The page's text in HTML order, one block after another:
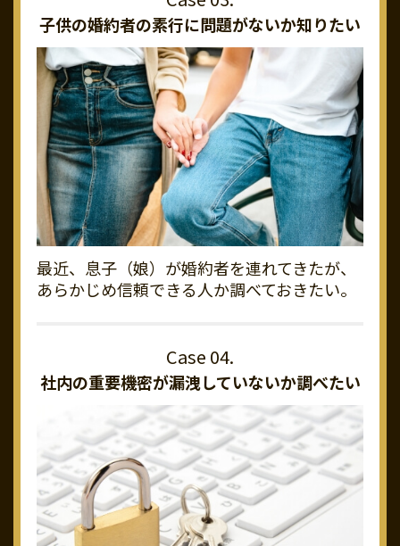
子供の婚約者の素行に問題がないか知りたい
最近、息子（娘）が婚約者を連れてきたが、
あらかじめ信頼できる人か調べておきたい。
社内の重要機密が漏洩していないか調べたい